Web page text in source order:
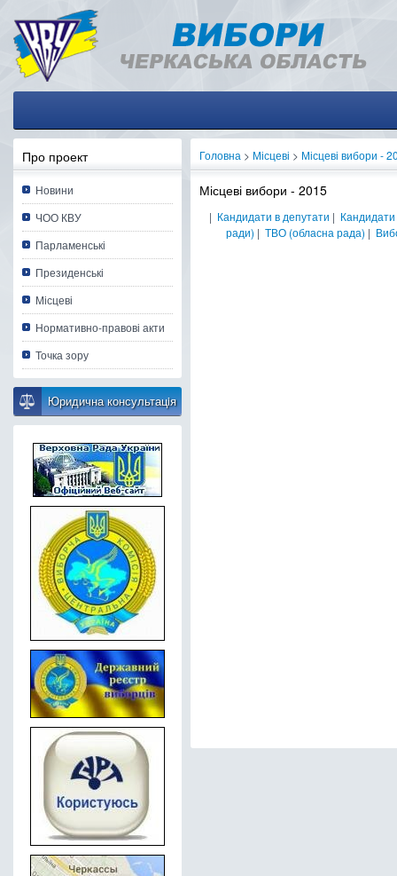
Про проект
Новини
ЧОО КВУ
Парламенські
Президенські
Місцеві
Нормативно-правові акти
Точка зору
Юридична консультацiя
Головна > Місцеві > Місцеві вибори -
Місцеві вибори - 2015
| Кандидати в депутати | Кандидати
ради) | ТВО (обласна рада) |